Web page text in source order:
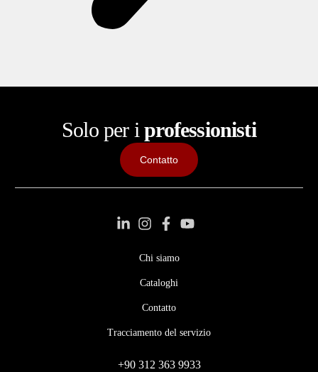
Solo per iprofessionisti
Contatto
Chi siamo
Cataloghi
Contatto
Tracciamento del servizio
+90 312 363 9933